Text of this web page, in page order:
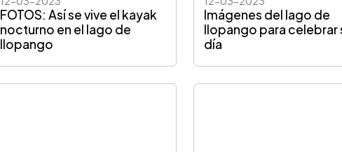
FOTOS: Así se vive el kayak
nocturno en el lago de
Ilopango
Imágenes del lago de
Ilopango para celebrar
día